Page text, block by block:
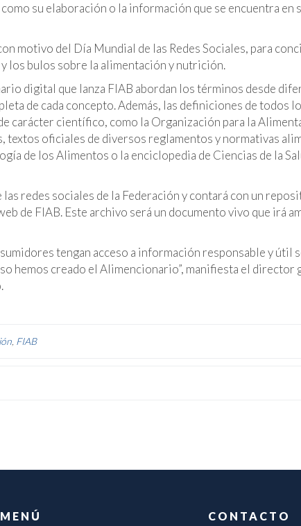
su elaboración o la información que se encuentra en
motivo del Día Mundial de las Redes Sociales, para
los bulos sobre la alimentación y nutrición.
digital que lanza FIAB abordan los términos desde
de cada concepto. Además, las definiciones de todos
carácter científico, como la Organización para la
textos oficiales de diversos reglamentos y normativas
de los Alimentos o la enciclopedia de Ciencias de la
redes sociales de la Federación y contará con un
de FIAB. Este archivo será un documento vivo que irá
tengan acceso a información responsable y útil
hemos creado el Alimencionario”, manifiesta el director
FIAB
MENÚ CONTACTO